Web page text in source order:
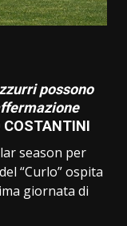
possono
COSTANTINI
season per
“Curlo” ospita
giornata di